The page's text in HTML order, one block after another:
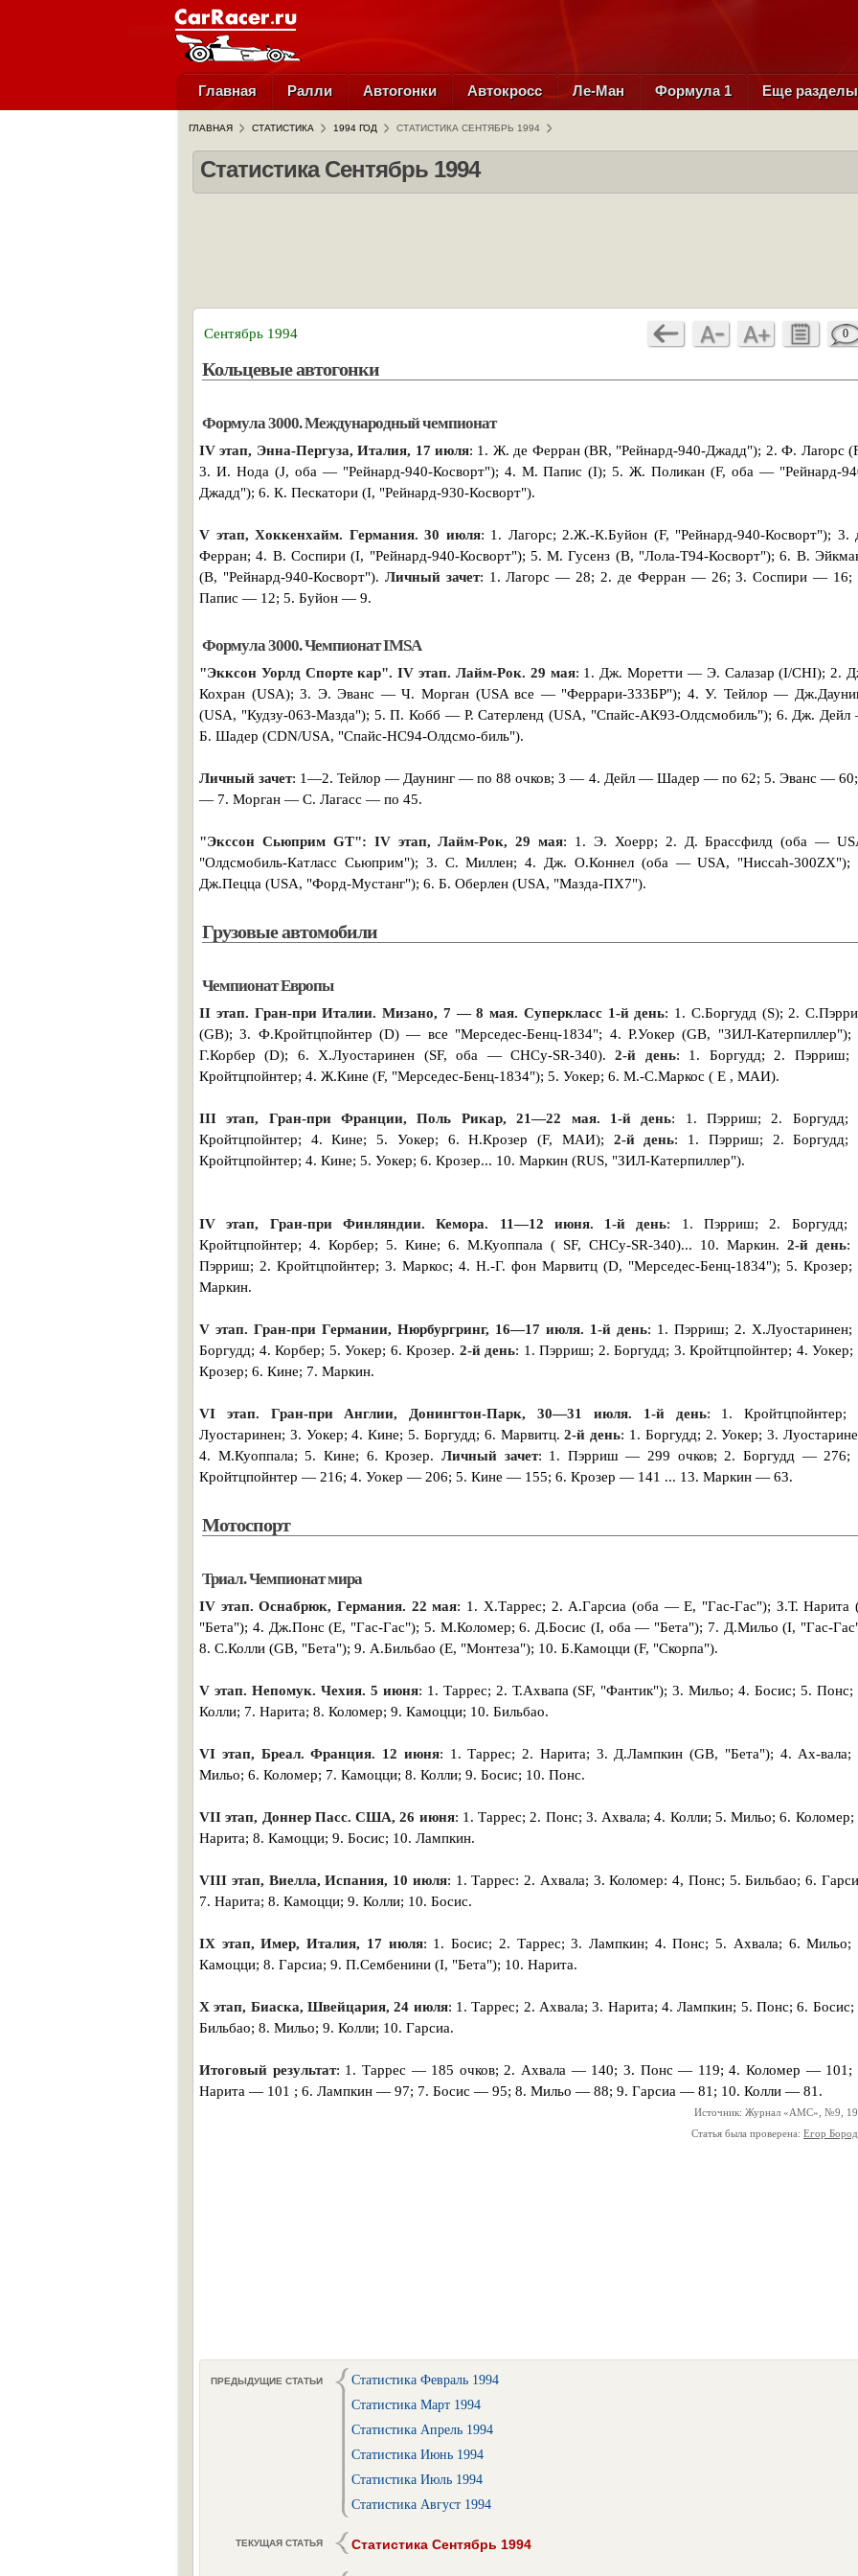
Главная Ралли Автогонки Автокросс Ле-Ман Формула 1 Еще разделы
ГЛАВНАЯ СТАТИСТИКА 1994 ГОД СТАТИСТИКА СЕНТЯБРЬ 1994
Статистика Сентябрь 1994
Сентябрь 1994 0
Кольцевые автогонки
Формула 3000. Международный чемпионат
IV этап, Энна-Пергуза, Италия, 17 июля: 1. Ж. де Ферран (BR, "Рейнард-940-Джадд"); 2. Ф. Лaropc
3. И. Нода (J, оба — "Рейнард-940-Косворт"); 4. М. Папис (I); 5. Ж. Поликан (F, оба — "Рейнард-
Джадд"); 6. К. Пескатори (I, "Рейнард-930-Косворт").
V этап, Хоккенхайм. Германия. 30 июля: 1. Лагорс; 2.Ж.-К.Буйон (F, "Рейнард-940-Косворт"); 3.
Ферран; 4. В. Соспири (I, "Рейнард-940-Косворт"); 5. М. Гусенз (В, "Лола-Т94-Косворт"); 6. В.
(В, "Рейнард-940-Косворт"). Личный зачет: 1. Лагорс — 28; 2. де Ферран — 26; 3. Соспири — 16;
Папис — 12; 5. Буйон — 9.
Формула 3000. Чемпионат IMSA
"Экксон Уорлд Спорте кар". IV этап. Лайм-Рок. 29 мая: 1. Дж. Моретти — Э. Салазар (I/CHI); 2.
Кохран (USA); 3. Э. Эванс — Ч. Морган (USA все — "Феррари-333БР"); 4. У. Тейлор —
(USA, "Кудзу-063-Мазда"); 5. П. Кобб — Р. Сатерленд (USA, "Спайс-АК93-Олдсмобиль"); 6. Дж.
Б. Шадер (CDN/USA, "Спайс-НС94-Олдсмо-биль").
Личный зачет: 1—2. Тейлор — Даунинг — по 88 очков; 3 — 4. Дейл — Шадер — по 62; 5. Эванс —
— 7. Морган — С. Лагасс — по 45.
"Экссон Сьюприм GT": IV этап, Лайм-Рок, 29 мая: 1. Э. Хоерр; 2. Д. Брассфилд (оба —
"Олдсмобиль-Катласс Сьюприм"); 3. С. Миллен; 4. Дж. О.Коннел (оба — USA, "Нисcah-300ZX");
Дж.Пецца (USA, "Форд-Мустанг"); 6. Б. Оберлен (USA, "Мазда-ПХ7").
Грузовые автомобили
Чемпионат Европы
II этап. Гран-при Италии. Мизано, 7 — 8 мая. Суперкласс 1-й день: 1. С.Боргудд (S); 2.
(GB); 3. Ф.Кройтцпойнтер (D) — все "Мерседес-Бенц-1834"; 4. Р.Уокер (GB, "ЗИЛ-Катерпиллер");
Г.Корбер (D); 6. Х.Луостаринен (SF, оба — CHCy-SR-340).2-й день: 1. Боргудд; 2. Пэрриш;
Кройтцпойнтер; 4. Ж.Кине (F, "Мерседес-Бенц-1834"); 5. Уокер; 6. М.-С.Маркос ( Е , МАИ).
III этап, Гран-при Франции, Поль Рикар, 21—22 мая. 1-й день: 1. Пэрриш; 2. Боргудд;
Кройтцпойнтер; 4. Кине; 5. Уокер; 6. Н.Крозер (F, МАИ); 2-й день: 1. Пэрриш; 2. Боргудд;
Кройтцпойнтер; 4. Кине; 5. Уокер; 6. Крозер... 10. Маркин (RUS, "ЗИЛ-Катерпиллер").
IV этап, Гран-при Финляндии. Кемора. 11—12 июня. 1-й день: 1. Пэрриш; 2. Боргудд;
Кройтцпойнтер; 4. Корбер; 5. Кине; 6. М.Куоппала ( SF, CHCy-SR-340)... 10. Маркин. 2-й день:
Пэрриш; 2. Кройтцпойнтер; 3. Маркос; 4. Н.-Г. фон Марвитц (D, "Мерседес-Бенц-1834"); 5. Крозер;
Маркин.
V этап. Гран-при Германии, Нюрбургринг, 16—17 июля. 1-й день: 1. Пэрриш; 2. Х.Луостаринен;
Боргудд; 4. Корбер; 5. Уокер; 6. Крозер. 2-й день: 1. Пэрриш; 2. Боргудд; 3. Кройтцпойнтер; 4. Уокер;
Крозер; 6. Кине; 7. Маркин.
VI этап. Гран-при Англии, Донингтон-Парк, 30—31 июля. 1-й день: 1. Кройтцпойнтер;
Луостаринен; 3. Уокер; 4. Кине; 5. Боргудд; 6. Марвитц.2-й день: 1. Боргудд; 2. Уокер; 3.
4. М.Куоппала; 5. Кине; 6. Крозер. Личный зачет: 1. Пэрриш — 299 очков; 2. Боргудд — 276;
Кройтцпойнтер — 216; 4. Уокер — 206; 5. Кине — 155; 6. Крозер — 141 ... 13. Маркин — 63.
Мотоспорт
Триал. Чемпионат мира
IV этап. Оснабрюк, Германия. 22 мая: 1. Х.Таррес; 2. А.Гарсиа (оба — Е, "Гас-Гас"); З.Т. Нарита
"Бета"); 4. Дж.Понс (Е, "Гас-Гас"); 5. М.Коломер; 6. Д.Босис (I, оба — "Бета"); 7. Д.Мильо (I, "Гас-
8. С.Колли (GB, "Бета"); 9. А.Бильбао (Е, "Монтеза"); 10. Б.Камоцци (F, "Скорпа").
V этап. Непомук. Чехия. 5 июня: 1. Таррес; 2. Т.Ахвапа (SF, "Фантик"); 3. Мильо; 4. Босис; 5. Понс;
Колли; 7. Нарита; 8. Коломер; 9. Камоцци; 10. Бильбао.
VI этап, Бреал. Франция. 12 июня: 1. Таррес; 2. Нарита; 3. Д.Лампкин (GB, "Бета"); 4. Ах-вала;
Мильо; 6. Коломер; 7. Камоцци; 8. Колли; 9. Босис; 10. Понс.
VII этап, Доннер Пасс. США, 26 июня: 1. Таррес; 2. Понс; 3. Ахвала; 4. Колли; 5. Мильо; 6. Коломер;
Нарита; 8. Камоцци; 9. Босис; 10. Лампкин.
VIII этап, Виелла, Испания, 10 июля: 1. Таррес: 2. Ахвала; 3. Коломер: 4, Понс; 5. Бильбао; 6.
7. Нарита; 8. Камоцци; 9. Колли; 10. Босис.
IX этап, Имер, Италия, 17 июля: 1. Босис; 2. Таррес; 3. Лампкин; 4. Понс; 5. Ахвала; 6. Мильо;
Камоцци; 8. Гарсиа; 9. П.Сембенини (I, "Бета"); 10. Нарита.
X этап, Биаска, Швейцария, 24 июля: 1. Таррес; 2. Ахвала; 3. Нарита; 4. Лампкин; 5. Понс; 6. Босис;
Бильбао; 8. Мильо; 9. Колли; 10. Гарсиа.
Итоговый результат: 1. Таррес — 185 очков; 2. Ахвала — 140; 3. Понс — 119; 4. Коломер — 101;
Нарита — 101 ; 6. Лампкин — 97; 7. Босис — 95; 8. Мильо — 88; 9. Гарсиа — 81; 10. Колли — 81.
Источник: Журнал «АМС», №9,
Статья была проверена: Егор
ПРЕДЫДУЩИЕ СТАТЬИ
Статистика Февраль 1994
Статистика Март 1994
Статистика Апрель 1994
Статистика Июнь 1994
Статистика Июль 1994
Статистика Август 1994
ТЕКУЩАЯ СТАТЬЯ Статистика Сентябрь 1994